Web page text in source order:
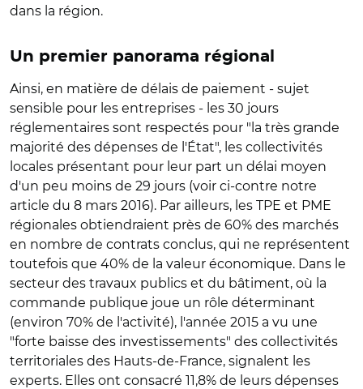
dans la région.
Un premier panorama régional
Ainsi, en matière de délais de paiement - sujet
sensible pour les entreprises - les 30 jours
réglementaires sont respectés pour "la très grande
majorité des dépenses de l'État", les collectivités
locales présentant pour leur part un délai moyen
d'un peu moins de 29 jours (voir ci-contre notre
article du 8 mars 2016). Par ailleurs, les TPE et PME
régionales obtiendraient près de 60% des marchés
en nombre de contrats conclus, qui ne représentent
toutefois que 40% de la valeur économique. Dans le
secteur des travaux publics et du bâtiment, où la
commande publique joue un rôle déterminant
(environ 70% de l'activité), l'année 2015 a vu une
"forte baisse des investissements" des collectivités
territoriales des Hauts-de-France, signalent les
experts. Elles ont consacré 11,8% de leurs dépenses